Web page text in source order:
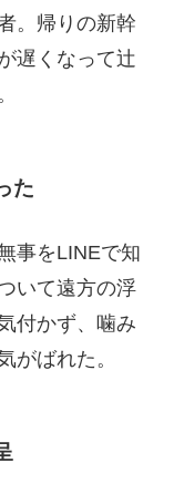
。帰りの新幹
遅くなって辻
た
事をLINEで知
いて遠方の浮
付かず、噛み
がばれた。